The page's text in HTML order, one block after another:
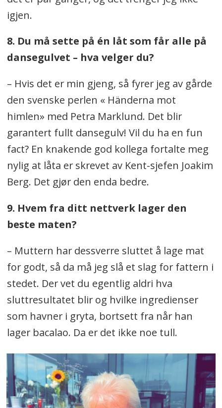
igjen.
8. Du må sette på én låt som får alle på
dansegulvet – hva velger du?
– Hvis det er min gjeng, så fyrer jeg av gårde
den svenske perlen « Händerna mot
himlen» med Petra Marklund. Det blir
garantert fullt dansegulv! Vil du ha en fun
fact? En knakende god kollega fortalte meg
nylig at låta er skrevet av Kent-sjefen Joakim
Berg. Det gjør den enda bedre.
9. Hvem fra ditt nettverk lager den
beste maten?
– Muttern har dessverre sluttet å lage mat
for godt, så da må jeg slå et slag for fattern i
stedet. Der vet du egentlig aldri hva
sluttresultatet blir og hvilke ingredienser
som havner i gryta, bortsett fra når han
lager bacalao. Da er det ikke noe tull.